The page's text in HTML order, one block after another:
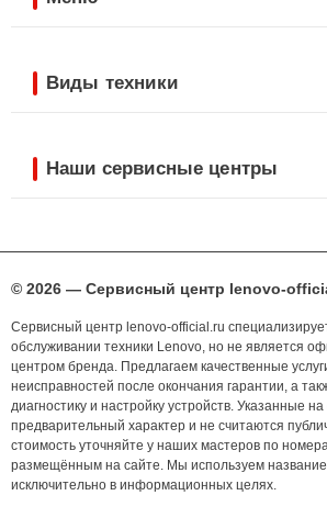
Виды техники
Наши сервисные центры
© 2026 — Сервисный центр lenovo-
Сервисный центр lenovo-official.ru
обслуживании техники Lenovo, но не является
центром бренда. Предлагаем качественные
неисправностей после окончания гарантии, а
диагностику и настройку устройств. Указанные
предварительный характер и не считаются
стоимость уточняйте у наших мастеров по
размещённым на сайте. Мы используем
исключительно в информационных целях.